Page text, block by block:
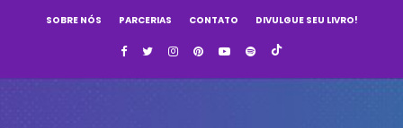
SOBRE NÓS PARCERIAS CONTATO DIVULGUE SEU LIVRO!